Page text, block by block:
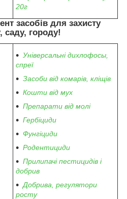
20г
засобів для захисту
саду, городу!
Універсальні дихлофосы,
спреї
Засоби від комарів, кліщів
Кошти від мух
Препарати від молі
Гербіциди
Фунгіциди
Родентициди
Прилипачі пестицидів і
добрив
Добрива, регулятори
росту